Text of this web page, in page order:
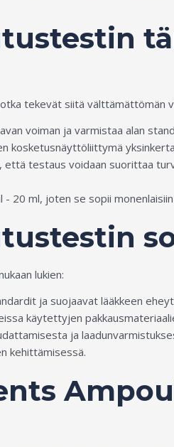
tekevät siitä välttämättömän
voiman ja varmistaa alan
kosketusnäyttöliittymä
testaus voidaan suorittaa
20 ml, joten se sopii
lukien:
ja suojaavat lääkkeen
käytettyjen
ja
kehittämisessä.